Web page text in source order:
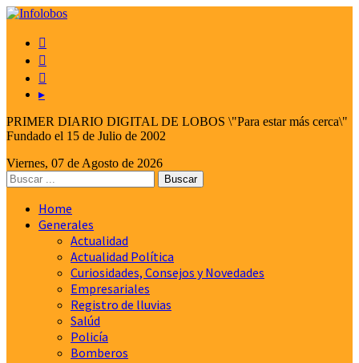



▸
PRIMER DIARIO DIGITAL DE LOBOS \"Para estar más cerca\"
Fundado el 15 de Julio de 2002
Viernes, 07 de Agosto de 2026
Home
Generales
Actualidad
Actualidad Política
Curiosidades, Consejos y Novedades
Empresariales
Registro de lluvias
Salúd
Policía
Bomberos